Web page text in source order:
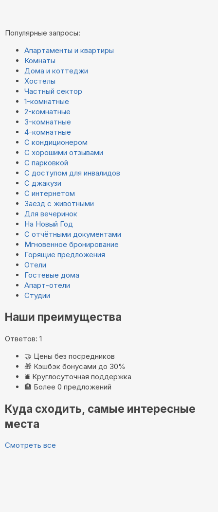
Популярные запросы:
Апартаменты и квартиры
Комнаты
Дома и коттеджи
Хостелы
Частный сектор
1-комнатные
2-комнатные
3-комнатные
4-комнатные
С кондиционером
С хорошими отзывами
С парковкой
С доступом для инвалидов
С джакузи
С интернетом
Заезд с животными
Для вечеринок
На Новый Год
С отчётными документами
Мгновенное бронирование
Горящие предложения
Отели
Гостевые дома
Апарт-отели
Студии
Наши преимущества
Ответов: 1
🤝 Цены без посредников
🎁 Кэшбэк бонусами до 30%
🛎️ Круглосуточная поддержка
🏨 Более 0 предложений
Куда сходить, самые интересные
места
Смотреть все